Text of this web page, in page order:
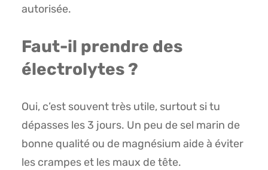
autorisée.
Faut-il prendre des
électrolytes ?
Oui, c’est souvent très utile, surtout si tu
dépasses les 3 jours. Un peu de sel marin de
bonne qualité ou de magnésium aide à éviter
les crampes et les maux de tête.